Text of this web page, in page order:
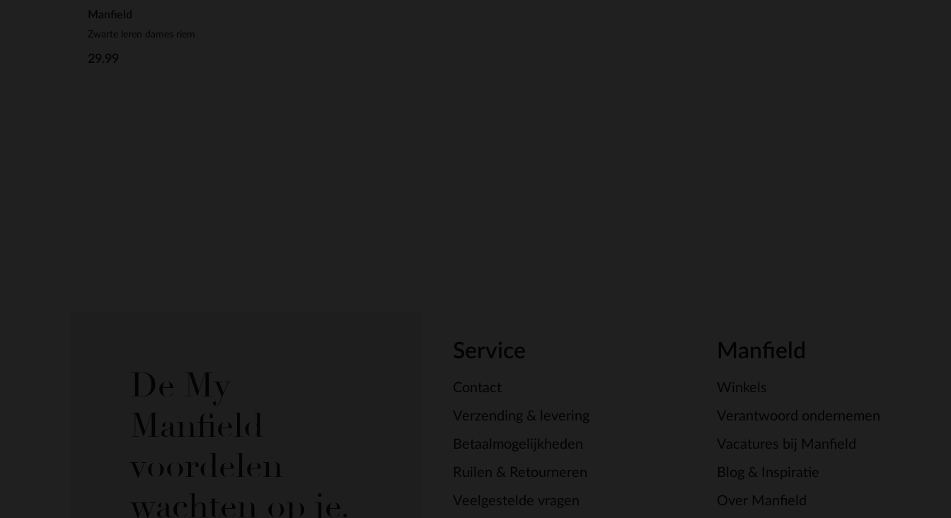
Manfield
Zwarte leren dames riem
29.99
De My
Manfield
voordelen
wachten op je.
Service
Contact
Verzending & levering
Betaalmogelijkheden
Ruilen & Retourneren
Veelgestelde vragen
Manfield
Winkels
Verantwoord ondernemen
Vacatures bij Manfield
Blog & Inspiratie
Over Manfield